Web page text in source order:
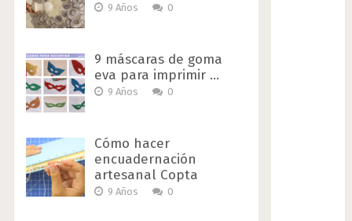
9 Años 0
9 máscaras de goma
eva para imprimir …
9 Años 0
Cómo hacer
encuadernación
artesanal Copta
9 Años 0